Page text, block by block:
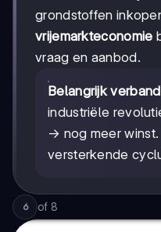
grondstoffen
vrijemarkteconomie
vraag en aanbod.
Belangrijk
industriële
→ nog meer
versterkende
6 of 8